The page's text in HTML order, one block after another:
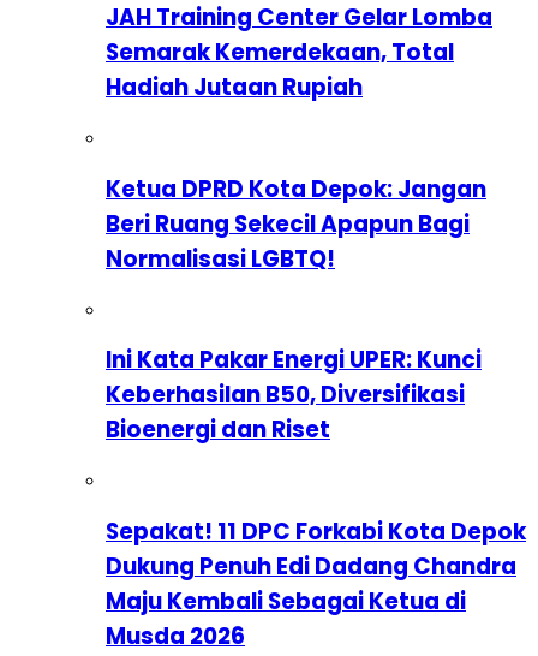
JAH Training Center Gelar Lomba
Semarak Kemerdekaan, Total
Hadiah Jutaan Rupiah
Ketua DPRD Kota Depok: Jangan
Beri Ruang Sekecil Apapun Bagi
Normalisasi LGBTQ!
Ini Kata Pakar Energi UPER: Kunci
Keberhasilan B50, Diversifikasi
Bioenergi dan Riset
Sepakat! 11 DPC Forkabi Kota Depok
Dukung Penuh Edi Dadang Chandra
Maju Kembali Sebagai Ketua di
Musda 2026